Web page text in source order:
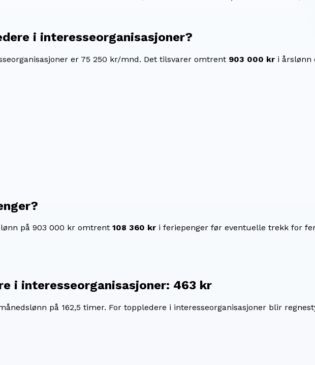
i interesseorganisasjoner?
er 75 250 kr/mnd. Det tilsvarer omtrent 903 000 kr i årslønn
på 903 000 kr omtrent 108 360 kr i feriepenger før eventuelle trekk for
i interesseorganisasjoner: 463 kr
på 162,5 timer. For toppledere i interesseorganisasjoner blir